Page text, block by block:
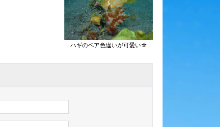
ハギのペア色違いが可愛い☆